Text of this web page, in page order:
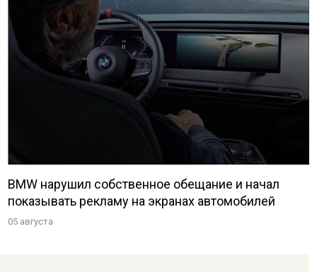
BMW нарушил собственное обещание и начал
показывать рекламу на экранах автомобилей
05 августа